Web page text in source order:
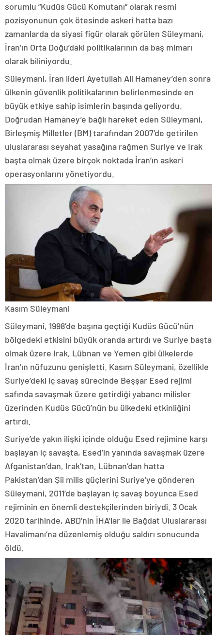
sorumlu “Kudüs Gücü Komutanı” olarak resmi
pozisyonunun çok ötesinde askeri hatta bazı
zamanlarda da siyasi figür olarak görülen Süleymani,
İran’ın Orta Doğu’daki politikalarının da baş mimarı
olarak biliniyordu.
Süleymani, İran lideri Ayetullah Ali Hamaney’den sonra
ülkenin güvenlik politikalarının belirlenmesinde en
büyük etkiye sahip isimlerin başında geliyordu.
Doğrudan Hamaney’e bağlı hareket eden Süleymani,
Birleşmiş Milletler (BM) tarafından 2007’de getirilen
uluslararası seyahat yasağına rağmen Suriye ve Irak
başta olmak üzere birçok noktada İran’ın askeri
operasyonlarını yönetiyordu.
Kasım Süleymani
Süleymani, 1998’de başına geçtiği Kudüs Gücü’nün
bölgedeki etkisini büyük oranda artırdı ve Suriye başta
olmak üzere Irak, Lübnan ve Yemen gibi ülkelerde
İran’ın nüfuzunu genişletti. Kasım Süleymani, özellikle
Suriye’deki iç savaş sürecinde Beşşar Esed rejimi
safında savaşmak üzere getirdiği yabancı milisler
üzerinden Kudüs Gücü’nün bu ülkedeki etkinliğini
artırdı.
Suriye’de yakın ilişki içinde olduğu Esed rejimine karşı
başlayan iç savaşta, Esed’in yanında savaşmak üzere
Afganistan’dan, Irak’tan, Lübnan’dan hatta
Pakistan’dan Şii milis güçlerini Suriye’ye gönderen
Süleymani, 2011’de başlayan iç savaş boyunca Esed
rejiminin en önemli destekçilerinden biriydi. 3 Ocak
2020 tarihinde, ABD’nin İHA’lar ile Bağdat Uluslararası
Havalimanı’na düzenlemiş olduğu saldırı sonucunda
öldü.